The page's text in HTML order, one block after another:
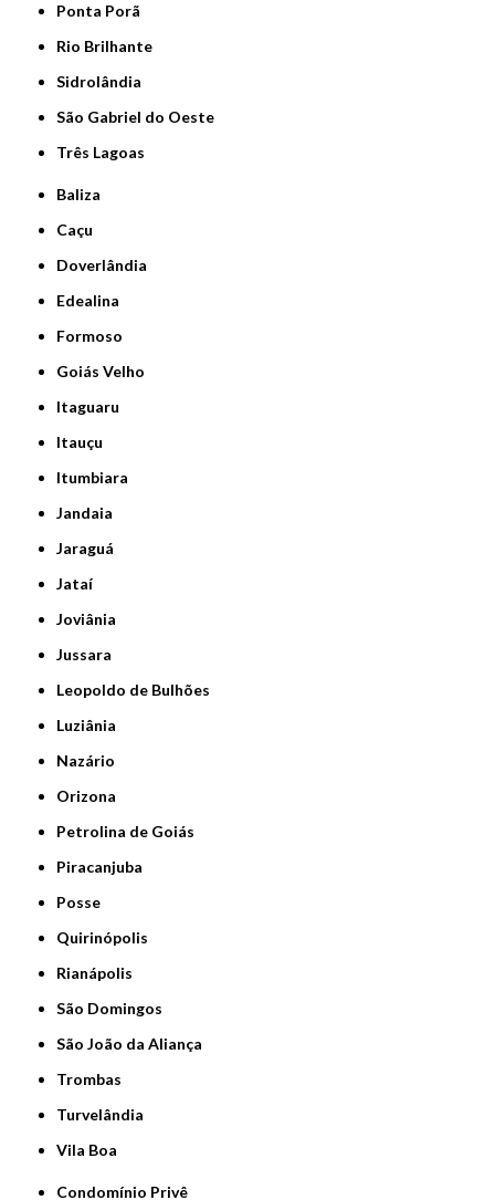
Ponta Porã
Rio Brilhante
Sidrolândia
São Gabriel do Oeste
Três Lagoas
Baliza
Caçu
Doverlândia
Edealina
Formoso
Goiás Velho
Itaguaru
Itauçu
Itumbiara
Jandaia
Jaraguá
Jataí
Joviânia
Jussara
Leopoldo de Bulhões
Luziânia
Nazário
Orizona
Petrolina de Goiás
Piracanjuba
Posse
Quirinópolis
Rianápolis
São Domingos
São João da Aliança
Trombas
Turvelândia
Vila Boa
Condomínio Privê